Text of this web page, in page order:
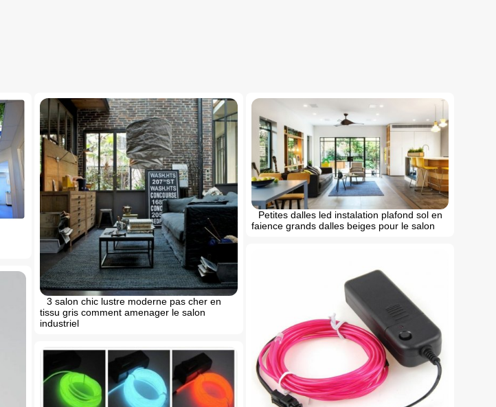
3 salon chic lustre moderne pas cher en
tissu gris comment amenager le salon
industriel
Petites dalles led instalation plafond sol en
faience grands dalles beiges pour le salon